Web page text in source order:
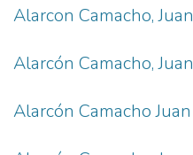
Alarcon Camacho, Juan
Alarcón Camacho, Juan
Alarcón Camacho Juan